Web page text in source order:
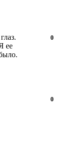
Нравится!
0
ее
Нравится!
0